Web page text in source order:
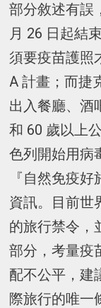
部分敘述有誤
月 26 日起結
須要疫苗護照
A 計畫；而捷
出入餐廳、酒
和 60 歲以上
色列開始用病
『自然免疫
資訊。目前世
的旅行禁令，
部分，考量疫
配不公平，建
際旅行的唯一